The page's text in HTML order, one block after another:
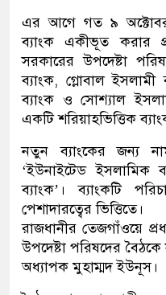
এর আগে গত ৯ অক্টোবর
ব্যাংক একীভূত করার
সরকারের উপদেষ্টা
ব্যাংক, গ্লোবাল
ব্যাংক ও সোশ্যাল
একটি শরিয়াহভিত্তিক
নতুন ব্যাংকের জন্য
‘ইউনাইটেড ইসলামিক
ব্যাংক’। ব্যাংকটি
পেশাদারত্বের ভিত্তিতে।
রাজধানীর তেজগাঁওয়ে
উপদেষ্টা পরিষদের বৈঠকে
অধ্যাপক মুহাম্মদ ইউনূস।